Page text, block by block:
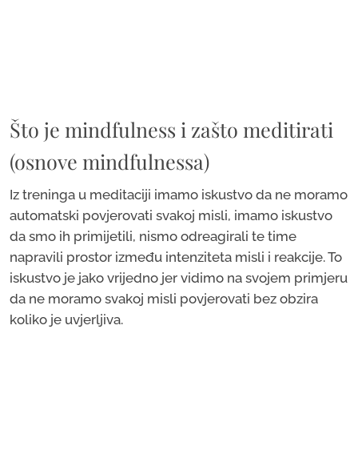
Što je mindfulness i zašto meditirati
(osnove mindfulnessa)
Iz treninga u meditaciji imamo iskustvo da ne moramo
automatski povjerovati svakoj misli, imamo iskustvo
da smo ih primijetili, nismo odreagirali te time
napravili prostor između intenziteta misli i reakcije. To
iskustvo je jako vrijedno jer vidimo na svojem primjeru
da ne moramo svakoj misli povjerovati bez obzira
koliko je uvjerljiva.